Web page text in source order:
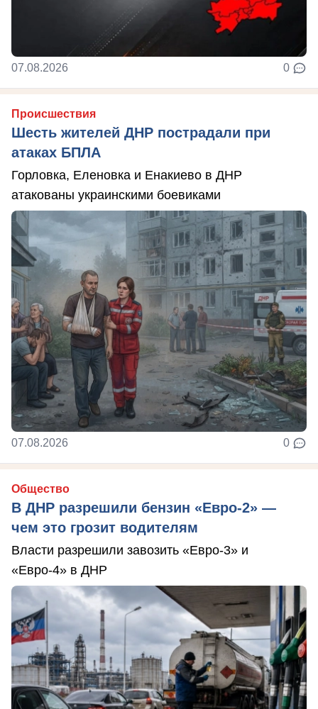
07.08.2026 0
Происшествия
Шесть жителей ДНР пострадали при
атаках БПЛА
Горловка, Еленовка и Енакиево в ДНР
атакованы украинскими боевиками
07.08.2026 0
Общество
В ДНР разрешили бензин «Евро-2» —
чем это грозит водителям
Власти разрешили завозить «Евро-3» и
«Евро-4» в ДНР